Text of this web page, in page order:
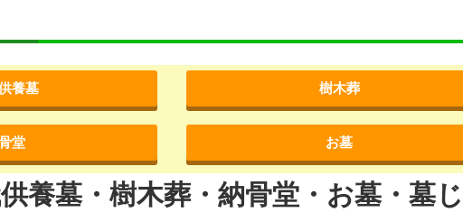
養墓 樹木葬
堂 お墓
養墓・樹木葬・納骨堂・お墓・墓